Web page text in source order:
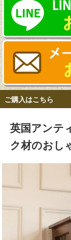
ご購入はこちら
英国アンテ
ク材のおし